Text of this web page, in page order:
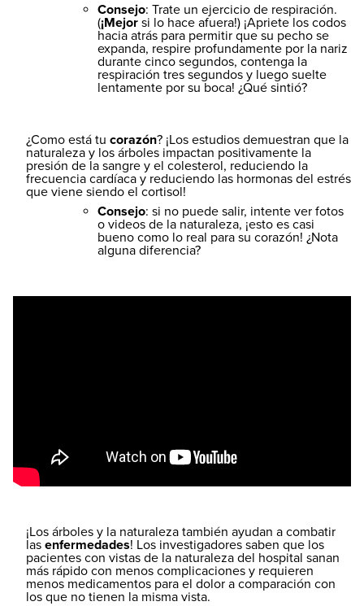
Consejo: Trate un ejercicio de respiración.
(¡Mejor si lo hace afuera!) ¡Apriete los codos
hacia atrás para permitir que su pecho se
expanda, respire profundamente por la nariz
durante cinco segundos, contenga la
respiración tres segundos y luego suelte
lentamente por su boca! ¿Qué sintió?
¿Como está tu corazón? ¡Los estudios demuestran que la
naturaleza y los árboles impactan positivamente la
presión de la sangre y el colesterol, reduciendo la
frecuencia cardíaca y reduciendo las hormonas del estrés
que viene siendo el cortisol!
Consejo: si no puede salir, intente ver fotos
o videos de la naturaleza, ¡esto es casi
bueno como lo real para su corazón! ¿Nota
alguna diferencia?
¡Los árboles y la naturaleza también ayudan a combatir
las enfermedades! Los investigadores saben que los
pacientes con vistas de la naturaleza del hospital sanan
más rápido con menos complicaciones y requieren
menos medicamentos para el dolor a comparación con
los que no tienen la misma vista.